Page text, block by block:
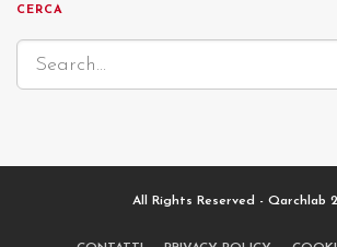
CERCA
All Rights Reserved - Qarchlab